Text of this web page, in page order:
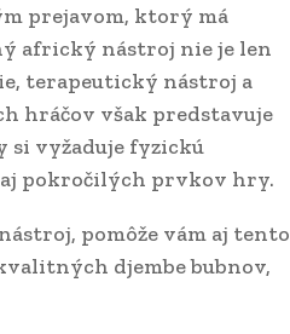
prejavom, ktorý má
africký nástroj nie je len
terapeutický nástroj a
hráčov však predstavuje
si vyžaduje fyzickú
pokročilých prvkov hry.
pomôže vám aj tento
djembe bubnov,